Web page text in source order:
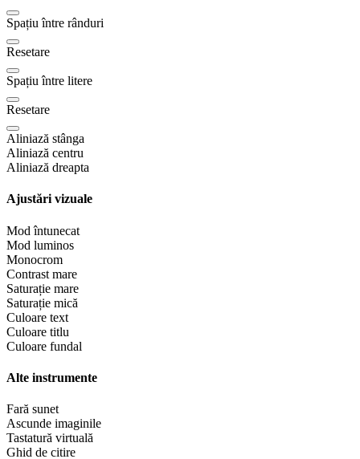
Spațiu între rânduri
Resetare
Spațiu între litere
Resetare
Aliniază stânga
Aliniază centru
Aliniază dreapta
Ajustări vizuale
Mod întunecat
Mod luminos
Monocrom
Contrast mare
Saturație mare
Saturație mică
Culoare text
Culoare titlu
Culoare fundal
Alte instrumente
Fară sunet
Ascunde imaginile
Tastatură virtuală
Ghid de citire